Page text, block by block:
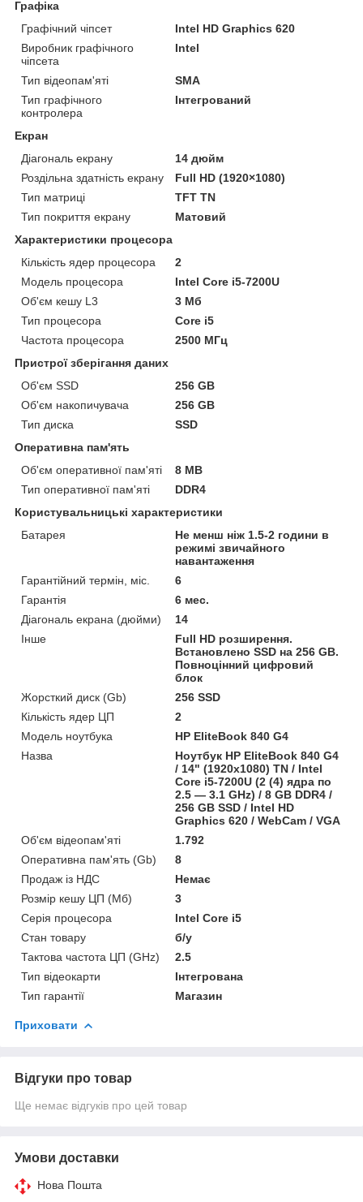
Графіка
Графічний чіпсет
Intel HD Graphics 620
Виробник графічного
чіпсета
Intel
Тип відеопам'яті
SMA
Тип графічного
контролера
Інтегрований
Екран
Діагональ екрану
14 дюйм
Роздільна здатність екрану
Full HD (1920×1080)
Тип матриці
TFT TN
Тип покриття екрану
Матовий
Характеристики процесора
Кількість ядер процесора
2
Модель процесора
Intel Core i5-7200U
Об'єм кешу L3
3 Мб
Тип процесора
Core i5
Частота процесора
2500 МГц
Пристрої зберігання даних
Об'єм SSD
256 GB
Об'єм накопичувача
256 GB
Тип диска
SSD
Оперативна пам'ять
Об'єм оперативної пам'яті
8 MB
Тип оперативної пам'яті
DDR4
Користувальницькі характеристики
Батарея
Не менш ніж 1.5-2 години в
режимі звичайного
навантаження
Гарантійний термін, міс.
6
Гарантія
6 мес.
Діагональ екрана (дюйми)
14
Інше
Full HD розширення.
Встановлено SSD на 256 GB.
Повноцінний цифровий
блок
Жорсткий диск (Gb)
256 SSD
Кількість ядер ЦП
2
Модель ноутбука
HP EliteBook 840 G4
Назва
Ноутбук HP EliteBook 840 G4
/ 14" (1920x1080) TN / Intel
Core i5-7200U (2 (4) ядра по
2.5 — 3.1 GHz) / 8 GB DDR4 /
256 GB SSD / Intel HD
Graphics 620 / WebCam / VGA
Об'єм відеопам'яті
1.792
Оперативна пам'ять (Gb)
8
Продаж із НДС
Немає
Розмір кешу ЦП (Мб)
3
Серія процесора
Intel Core i5
Стан товару
б/у
Тактова частота ЦП (GHz)
2.5
Тип відеокарти
Інтегрована
Тип гарантії
Магазин
Приховати
Відгуки про товар
Ще немає відгуків про цей товар
Умови доставки
Нова Пошта